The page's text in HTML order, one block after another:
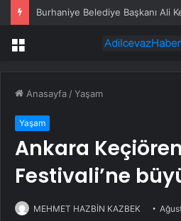
Menü
Anasayfa /Yaşam
Yaşam
Ankara
Festivali’ne
MEHMET HAZBİN KAZBEK